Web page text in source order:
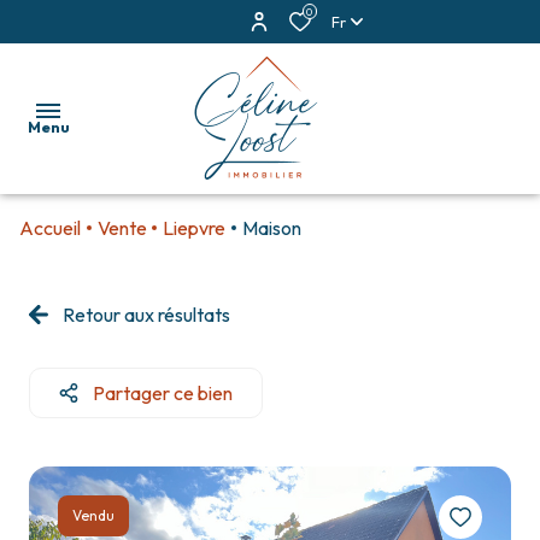
0 Fr
Menu
estimation
e-
mail
Accueil Vente Liepvre Maison
Retour aux résultats
Partager ce bien
Vendu